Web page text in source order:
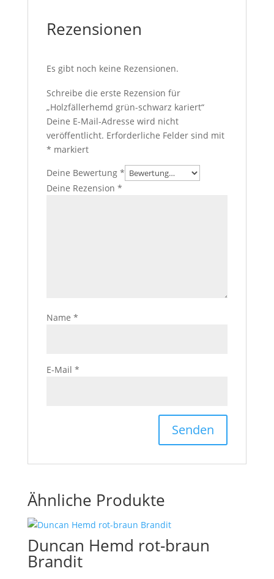
Rezensionen
Es gibt noch keine Rezensionen.
Schreibe die erste Rezension für
„Holzfällerhemd grün-schwarz kariert“
Deine E-Mail-Adresse wird nicht
veröffentlicht. Erforderliche Felder sind mit
* markiert
Deine Bewertung *
Deine Rezension *
Name *
E-Mail *
Ähnliche Produkte
Duncan Hemd rot-braun
Brandit